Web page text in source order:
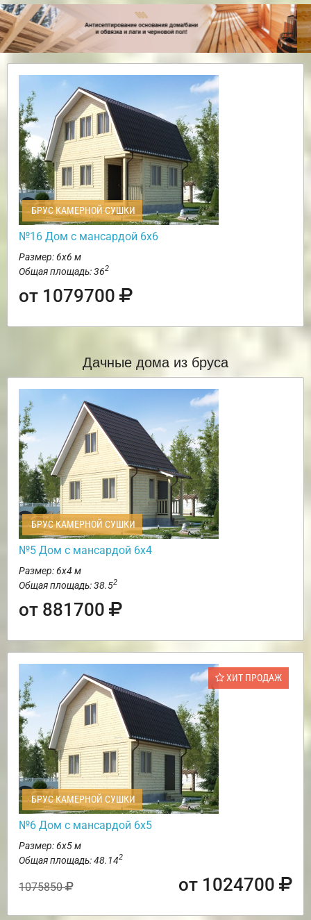
БРУС КАМЕРНОЙ СУШКИ
№16 Дом с мансардой 6х6
Размер: 6х6 м
Общая площадь: 362
от 1079700
Дачные дома из бруса
БРУС КАМЕРНОЙ СУШКИ
№5 Дом с мансардой 6х4
Размер: 6х4 м
Общая площадь: 38.52
от 881700
ХИТ ПРОДАЖ
БРУС КАМЕРНОЙ СУШКИ
№6 Дом с мансардой 6х5
Размер: 6х5 м
Общая площадь: 48.142
1075850 от 1024700